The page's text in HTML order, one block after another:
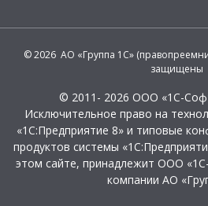
© 2026 АО «Группа 1С»
защищены
© 2011- 2026 ООО «1С-
Исключительное право на
«1С:Предприятие 8» и типовые
продуктов системы
этом сайте, принадлежит ООО
компании АО